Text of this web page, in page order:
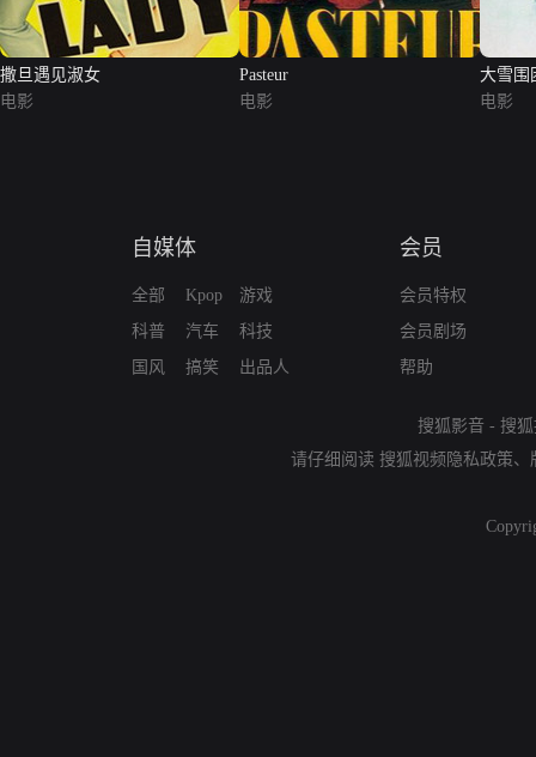
撒旦遇见淑女
电影
Pasteur
电影
大雪围
电影
自媒体
全部
科普
国风
Kpop
汽车
搞笑
游戏
科技
出品人
会员
会员特权
会员剧场
帮助
搜狐影音 - 搜
请仔细阅读 搜狐视频隐私政策、